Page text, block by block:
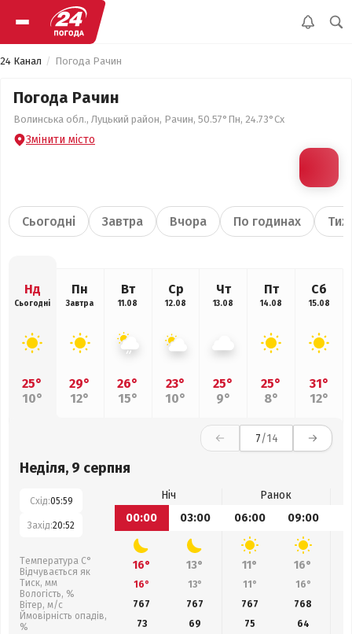
24 Канал Погода Рачин
Погода Рачин
Волинська обл., Луцький район, Рачин, 50.57°Пн, 24.73°Сх
Змінити місто
Сьогодні Завтра Вчора По годинах
Нд
Сьогодні
25°
10°
Пн
Завтра
29°
12°
Вт
11.08
26°
15°
Ср
12.08
23°
10°
Чт
13.08
25°
9°
Пт
14.08
25°
8°
Сб
15.08
31°
12°
7/14
Неділя, 9 серпня
Схід:05:59
Захід:20:52
Температура С°
Відчувається як
Тиск, мм
Вологість, %
Вітер, м/с
Ймовірність опадів,
%
Ніч
Ранок
00:00
03:00 06:00 09:00
16° 13° 11° 16°
16° 13° 11° 16°
767
767 767 768
73
69 75
64